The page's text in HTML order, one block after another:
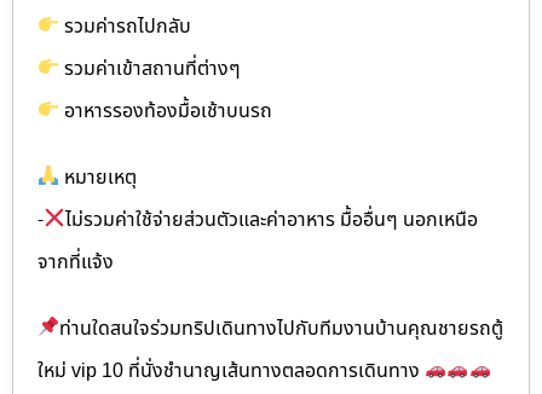
รวมค่ารถไปกลับ
รวมค่าเข้าสถานที่ต่างๆ
อาหารรองท้องมื้อเช้าบนรถ
หมายเหตุ
-
ไม่รวมค่าใช้จ่ายส่วนตัวและค่าอาหาร มื้ออื่นๆ นอกเหนือ
จากที่แจ้ง
ท่านใดสนใจร่วมทริปเดินทางไปกับทีมงานบ้านคุณชายรถตู้
ใหม่ vip 10 ที่นั่งชำนาญเส้นทางตลอดการเดินทาง